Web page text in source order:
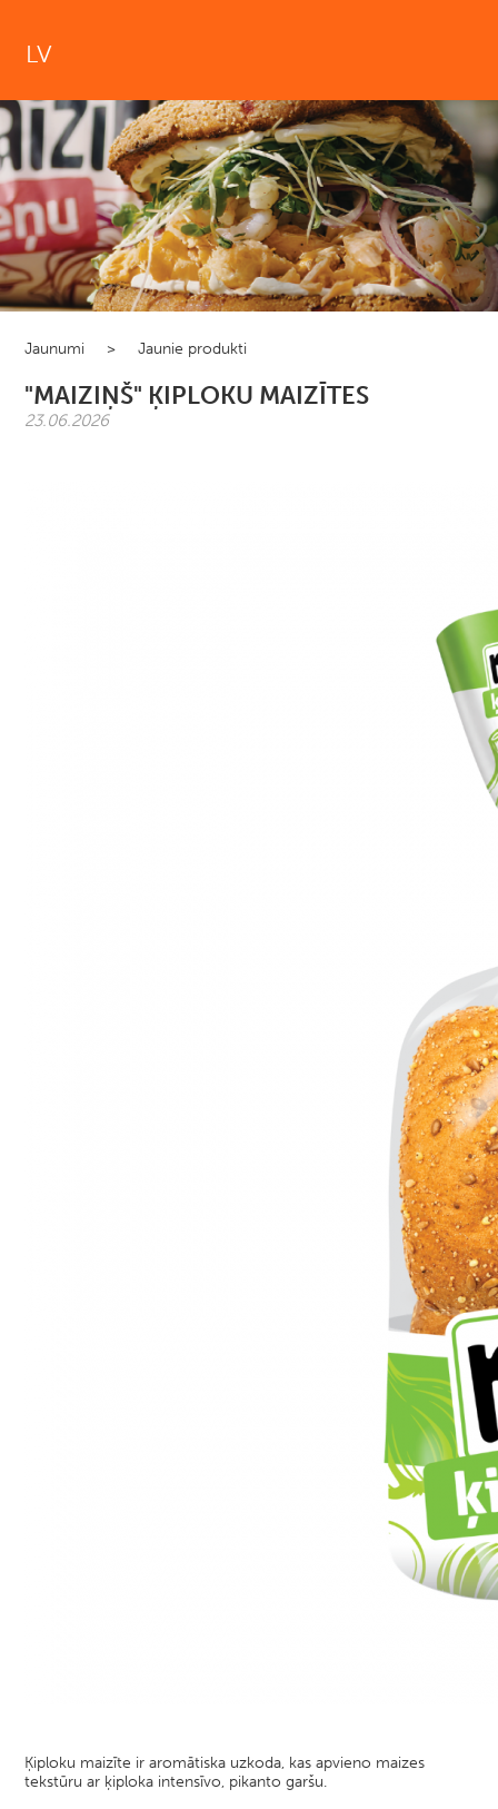
LV
Jaunumi > Jaunie produkti
"MAIZIŅŠ" ĶIPLOKU MAIZĪTES
23.06.2026
Ķiploku maizīte ir aromātiska uzkoda, kas apvieno maizes
tekstūru ar ķiploka intensīvo, pikanto garšu.